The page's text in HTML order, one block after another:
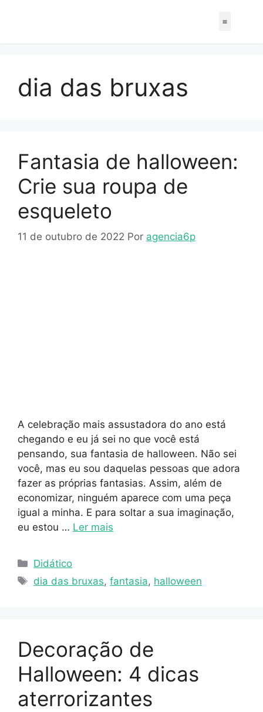
dia das bruxas
Fantasia de halloween:
Crie sua roupa de
esqueleto
11 de outubro de 2022 Por agencia6p
A celebração mais assustadora do ano está
chegando e eu já sei no que você está
pensando, sua fantasia de halloween. Não sei
você, mas eu sou daquelas pessoas que adora
fazer as próprias fantasias. Assim, além de
economizar, ninguém aparece com uma peça
igual a minha. E para soltar a sua imaginação,
eu estou … Ler mais
Didático
dia das bruxas,fantasia, halloween
Decoração de
Halloween: 4 dicas
aterrorizantes